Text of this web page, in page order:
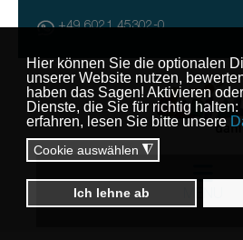
+49 6021 45302-0